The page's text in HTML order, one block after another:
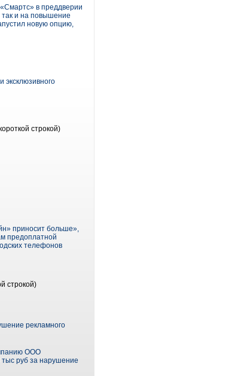
в преддверии
так и на повышение
новую опцию,
строкой)
приносит больше»,
предоплатной
телефонов
строкой)
рекламного
ООО
руб за нарушение